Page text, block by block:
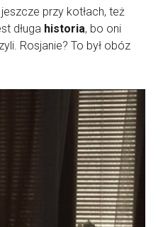
przy kotłach, też
długa historia, bo oni
Rosjanie? To był obóz